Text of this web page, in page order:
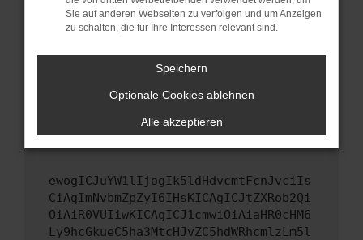
führen, dass bestimmte Funktionen nicht mehr
unterstützt werden.
Wende dich an den Webseitenbetreiber.
Wenn du alle oben genannten Schritte versucht
hast, kontaktiere uns bitte. Wir werden
versuchen, das Problem zu beheben. Du kannst
uns diesen Text schicken, um uns bei der
ewogICJuYW1lIjogIk5ldHdvcmtFcnJvciIs
CiAgImNvbmZpZyI6IHsKICAgICJtZXRob2Qi
OiAiR0VUIiwKICAgICJ1cmwiOiAiaHR0cHM6
Ly9hcGkueC5ha3MtcHJvZC5hdWRhcmlzLm5l
Sie auf anderen Webseiten zu verfolgen und um Anzeigen
zu schalten, die für Ihre Interessen relevant sind.
Speichern
Optionale Cookies ablehnen
Alle akzeptieren